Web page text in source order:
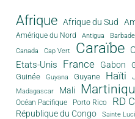
Afrique Afrique du Sud
Amérique du Nord Antigua Barbade
Canada Cap Vert Caraïbe
Etats-Unis
France Gabon
Guinée Guyana Guyane Haïti
Madagascar Mali
Océan Pacifique Porto Rico RD
République du Congo Sainte